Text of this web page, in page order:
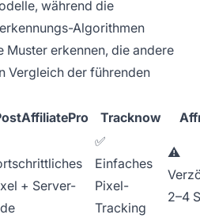
während die
Algorithmen
erkennen, die andere
Vergleich der führenden
Tracknow
+ Server-
✅
Einfaches
Pixel-
Tracking
⚠️
2–4